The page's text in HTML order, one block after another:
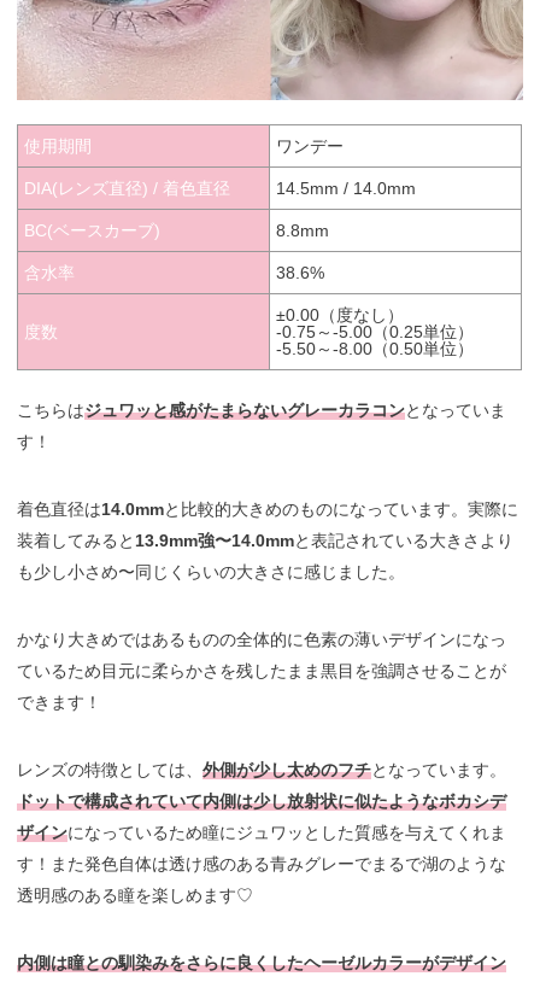
使用期間 ワンデー
DIA(レンズ直径) / 着色直径 14.5mm / 14.0mm
BC(ベースカーブ) 8.8mm
含水率 38.6%
度数
±0.00（度なし）
-0.75～-5.00（0.25単位）
-5.50～-8.00（0.50単位）
こちらはジュワッと感がたまらないグレーカラコンとなっていま
す！
着色直径は14.0mmと比較的大きめのものになっています。実際に
装着してみると 13.9mm強〜14.0mmと表記されている大きさより
も少し小さめ〜同じくらいの大きさに感じました。
かなり大きめではあるものの全体的に色素の薄いデザインになっ
ているため目元に柔らかさを残したまま黒目を強調させることが
できます！
レンズの特徴としては、外側が少し太めのフチとなっています。
ドットで構成されていて内側は少し放射状に似たようなボカシデ
ザインになっているため瞳にジュワッとした質感を与えてくれま
す！また発色自体は透け感のある青みグレーでまるで湖のような
透明感のある瞳を楽しめます♡
内側は瞳との馴染みをさらに良くしたヘーゼルカラーがデザイン